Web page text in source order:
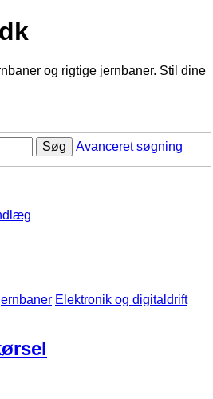
og rigtige jernbaner. Stil dine
Søg Avanceret søgning
Elektronik og digitaldrift